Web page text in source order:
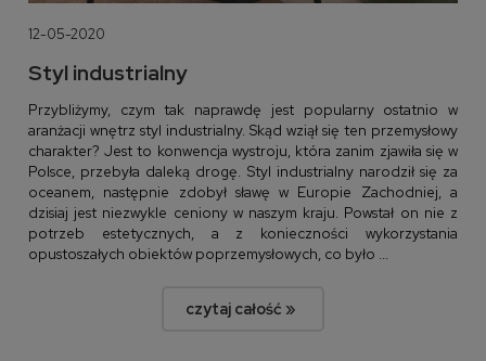
12-05-2020
Styl industrialny
Przybliżymy, czym tak naprawdę jest popularny ostatnio w
aranżacji wnętrz styl industrialny. Skąd wziął się ten przemysłowy
charakter? Jest to konwencja wystroju, która zanim zjawiła się w
Polsce, przebyła daleką drogę. Styl industrialny narodził się za
oceanem, następnie zdobył sławę w Europie Zachodniej, a
dzisiaj jest niezwykle ceniony w naszym kraju. Powstał on nie z
potrzeb estetycznych, a z konieczności wykorzystania
opustoszałych obiektów poprzemysłowych, co było ...
czytaj całość »